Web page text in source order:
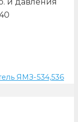
ЯМЗ-534,536